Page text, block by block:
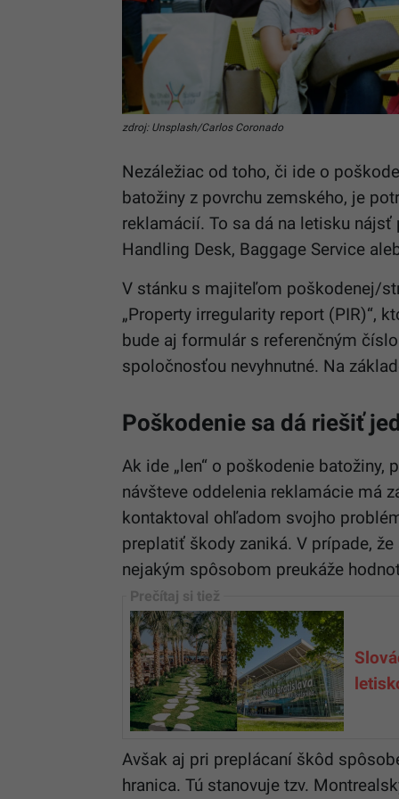
zdroj: Unsplash/Carlos Coronado
Nezáležiac od toho, či ide o
batožiny z povrchu zemského, je
reklamácií. To sa dá na letisku
Handling Desk, Baggage Service
V stánku s majiteľom poškodenej/
„Property irregularity report (PIR)“,
bude aj formulár s referenčným
spoločnosťou nevyhnutné. Na
Poškodenie sa dá riešiť
Ak ide „len“ o poškodenie
návšteve oddelenia reklamácie má
kontaktoval ohľadom svojho
preplatiť škody zaniká. V prípade,
nejakým spôsobom preukáže
Avšak aj pri preplácaní škôd
hranica. Tú stanovuje tzv.